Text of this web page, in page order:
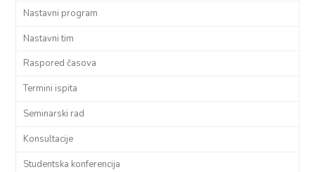
Nastavni program
Nastavni tim
Raspored časova
Termini ispita
Seminarski rad
Konsultacije
Studentska konferencija